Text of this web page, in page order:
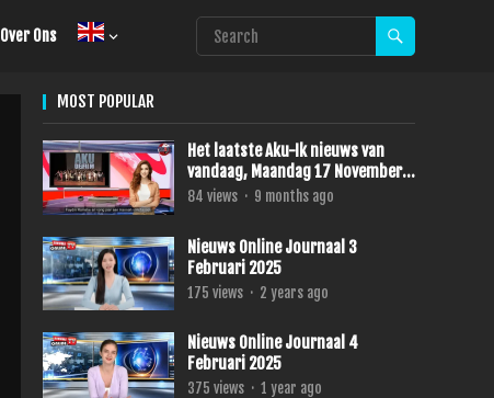
Over Ons
MOST POPULAR
Het laatste Aku-Ik nieuws van
vandaag, Maandag 17 November
2025.
84 views · 9 months ago
Nieuws Online Journaal 3
Februari 2025
175 views · 2 years ago
Nieuws Online Journaal 4
Februari 2025
375 views · 1 year ago